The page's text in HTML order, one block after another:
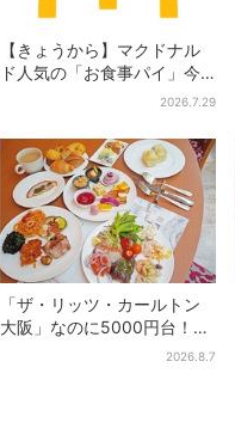
【きょうから】マクドナル
ド人気の「お食事パイ」今
年も登場、熱々とろ～り夏
2026.7.29
「ザ・リッツ・カールトン
大阪」なのに5000円台！肉
料理、スイーツ、パンまで…
2026.8.7